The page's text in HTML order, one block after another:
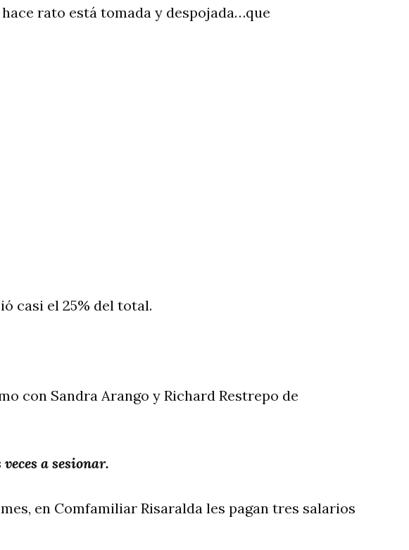
rato está tomada y despojada…que
casi el 25% del total.
con Sandra Arango y Richard Restrepo de
a sesionar.
en Comfamiliar Risaralda les pagan tres salarios